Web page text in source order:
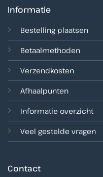
Informatie
Bestelling plaatsen
Betaalmethoden
Verzendkosten
Afhaalpunten
Informatie overzicht
Veel gestelde vragen
Contact